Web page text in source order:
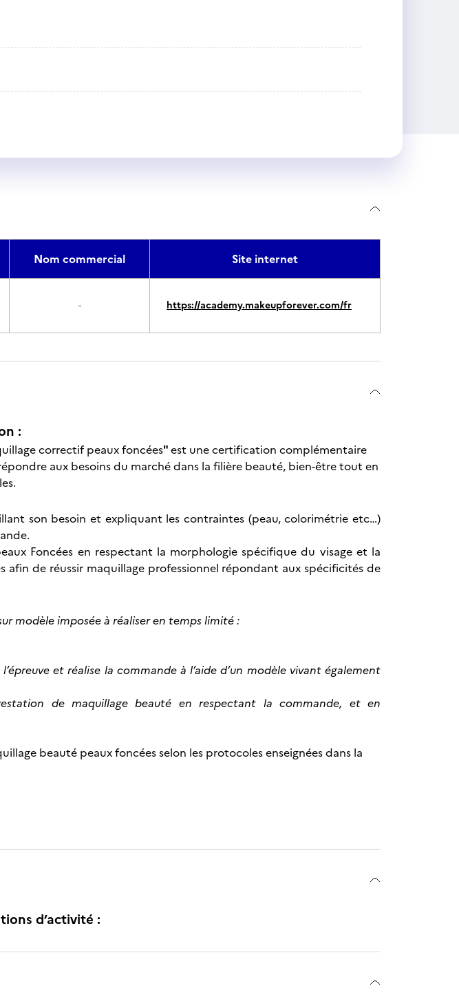
Nom commercial Site internet
- https://academy.makeupforever.com/fr
:
correctif peaux foncées"est une certification complémentaire
aux besoins du marché dans la filière beauté, bien-être tout en
son besoin et expliquant les contraintes (peau, colorimétrie etc…)
Foncées en respectant la morphologie spécifique du visage et la
de réussir maquillage professionnel répondant aux spécificités de
modèle imposée à réaliser en temps limité :
et réalise la commande à l’aide d’un modèle vivant également
de maquillage beauté en respectant la commande, et en
beauté peaux foncées selon les protocoles enseignées dans la
d’activité :